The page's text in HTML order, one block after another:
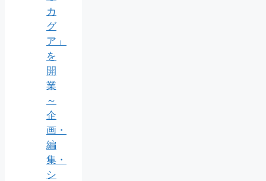
カ
グ
ア」
を
開
業
～
企
画・
編
集・
シ